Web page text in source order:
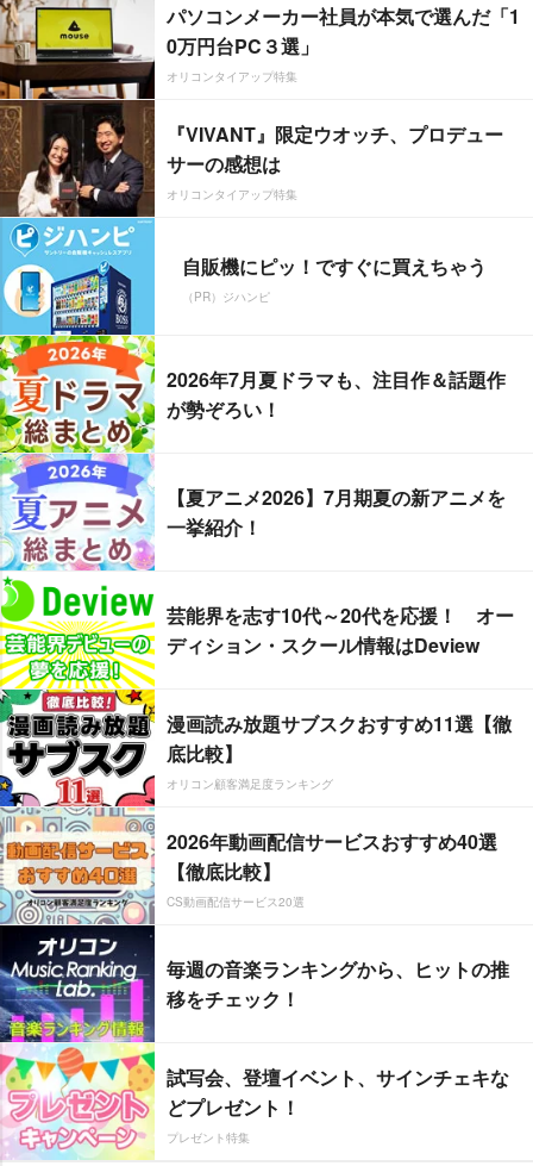
パソコンメーカー社員が本気で選んだ「1
0万円台PC３選」
オリコンタイアップ特集
『VIVANT』限定ウオッチ、プロデュー
サーの感想は
オリコンタイアップ特集
自販機にピッ！ですぐに買えちゃう
（PR）ジハンピ
2026年7月夏ドラマも、注目作＆話題作
が勢ぞろい！
【夏アニメ2026】7月期夏の新アニメを
一挙紹介！
芸能界を志す10代～20代を応援！ オー
ディション・スクール情報はDeview
漫画読み放題サブスクおすすめ11選【徹
底比較】
オリコン顧客満足度ランキング
2026年動画配信サービスおすすめ40選
【徹底比較】
CS動画配信サービス20選
毎週の音楽ランキングから、ヒットの推
移をチェック！
試写会、登壇イベント、サインチェキな
どプレゼント！
プレゼント特集